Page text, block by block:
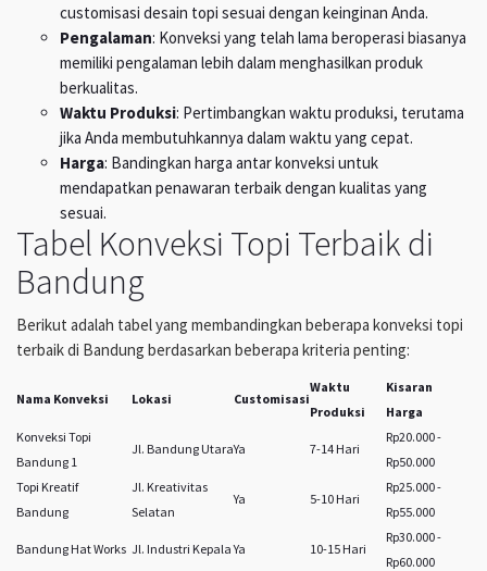
customisasi desain topi sesuai dengan keinginan Anda.
Pengalaman: Konveksi yang telah lama beroperasi biasanya
memiliki pengalaman lebih dalam menghasilkan produk
berkualitas.
Waktu Produksi: Pertimbangkan waktu produksi, terutama
jika Anda membutuhkannya dalam waktu yang cepat.
Harga: Bandingkan harga antar konveksi untuk
mendapatkan penawaran terbaik dengan kualitas yang
sesuai.
Tabel Konveksi Topi Terbaik di
Bandung
Berikut adalah tabel yang membandingkan beberapa konveksi topi
terbaik di Bandung berdasarkan beberapa kriteria penting:
Nama Konveksi Lokasi Customisasi
Waktu
Produksi
Kisaran
Harga
Konveksi Topi
Bandung 1
Jl. Bandung UtaraYa 7-14 Hari
Rp20.000 -
Rp50.000
Topi Kreatif
Bandung
Jl. Kreativitas
Selatan
Ya 5-10 Hari
Rp25.000 -
Rp55.000
Bandung Hat Works Jl. Industri Kepala Ya 10-15 Hari
Rp30.000 -
Rp60.000